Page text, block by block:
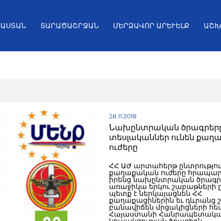
ՏԱՐԱԾԱՇՐՋԱՆ ՄԵՐՁԱՎՈՐ ԱՐԵՒԵԼՔ
28.11.2018
Նախընտրական ծրագրերը.
տեսլականներ ունեն
ուժերը
ՀՀ ԱԺ արտահերթ
քաղաքական ուժերը
իրենց նախընտրական
առաջիկա երկու շաբաթների
պետք է ներկայացնեն ՀՀ
քաղաքացիներին եւ դևրանց
բանավիճեն մրցակիցների
Հայաստանի